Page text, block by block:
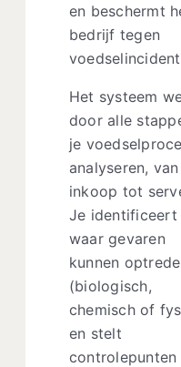
en beschermt
bedrijf tegen
Het systeem
door alle
je
analyseren, van
inkoop tot
Je identificeert
waar gevaren
kunnen
(biologisch,
chemisch of
en stelt
controlepunten